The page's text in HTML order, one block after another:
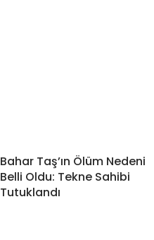
Bahar Taş’ın Ölüm Nedeni
Belli Oldu: Tekne Sahibi
Tutuklandı